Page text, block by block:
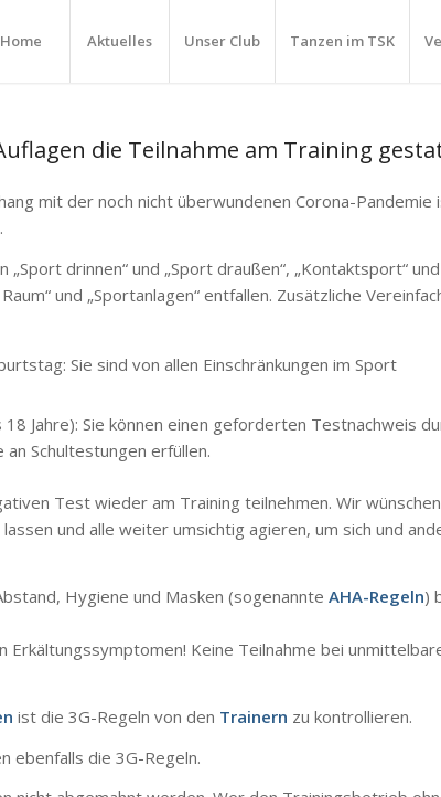
Home Aktuelles Unser Club Tanzen im TSK
die Teilnahme am Training
mit der noch nicht überwundenen Corona-Pandemie
drinnen“ und „Sport draußen“, „Kontaktsport“ und
und „Sportanlagen“ entfallen. Zusätzliche
Sie sind von allen Einschränkungen im Sport
18 Jahre): Sie können einen geforderten Testnachweis
Schultestungen erfüllen.
Test wieder am Training teilnehmen. Wir
und alle weiter umsichtig agieren, um sich und
Hygiene und Masken (sogenannte AHA-Regeln)
Erkältungssymptomen! Keine Teilnahme bei
ist die 3G-Regeln von den Trainern zu kontrollieren.
ebenfalls die 3G-Regeln.